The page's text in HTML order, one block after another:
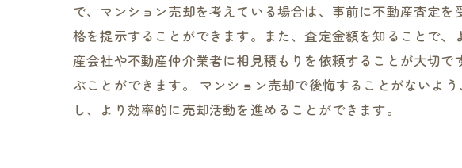
で、マンション売却を考えている場合は、事前に不動産査定
格を提示することができます。また、査定金額を知ることで
産会社や不動産仲介業者に相見積もりを依頼することが大切
ぶことができます。 マンション売却で後悔することがないよ
し、より効率的に売却活動を進めることができます。